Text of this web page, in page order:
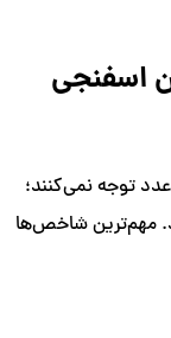
اسفنجی
توجه نمی‌کنند؛
مهم‌ترین شاخص‌ها